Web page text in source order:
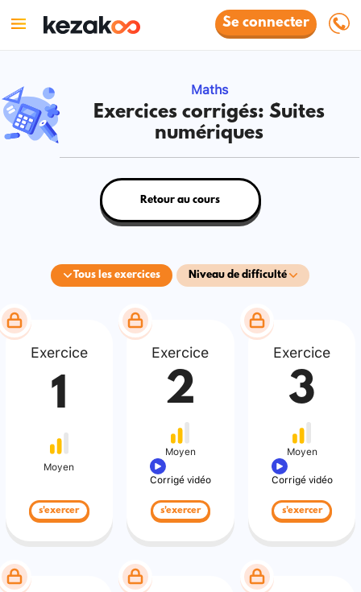
Se connecter
Maths
Exercices corrigés: Suites
numériques
Tous les exercices Niveau de difficulté
Retour au cours
Exercice
1
Moyen
s'exercer
Exercice
2
Moyen
Corrigé vidéo
s'exercer
Exercice
3
Moyen
Corrigé vidéo
s'exercer